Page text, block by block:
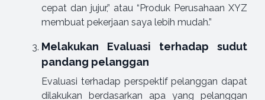
cepat dan jujur,” atau “Produk Perusahaan XYZ
membuat pekerjaan saya lebih mudah.”
Melakukan Evaluasi terhadap sudut
pandang pelanggan
Evaluasi terhadap perspektif pelanggan dapat
dilakukan berdasarkan apa yang pelanggan